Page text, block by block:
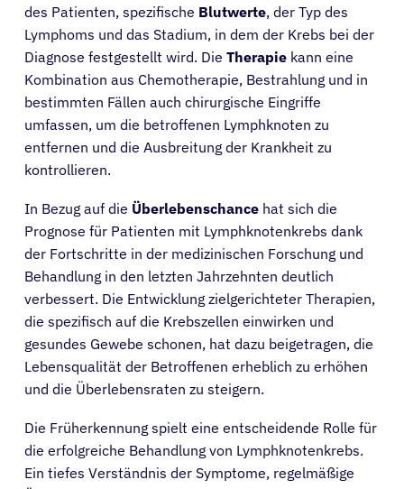
des Patienten, spezifische Blutwerte, der Typ des
Lymphoms und das Stadium, in dem der Krebs bei der
Diagnose festgestellt wird. Die Therapie kann eine
Kombination aus Chemotherapie, Bestrahlung und in
bestimmten Fällen auch chirurgische Eingriffe
umfassen, um die betroffenen Lymphknoten zu
entfernen und die Ausbreitung der Krankheit zu
kontrollieren.
In Bezug auf die Überlebenschance hat sich die
Prognose für Patienten mit Lymphknotenkrebs dank
der Fortschritte in der medizinischen Forschung und
Behandlung in den letzten Jahrzehnten deutlich
verbessert. Die Entwicklung zielgerichteter Therapien,
die spezifisch auf die Krebszellen einwirken und
gesundes Gewebe schonen, hat dazu beigetragen, die
Lebensqualität der Betroffenen erheblich zu erhöhen
und die Überlebensraten zu steigern.
Die Früherkennung spielt eine entscheidende Rolle für
die erfolgreiche Behandlung von Lymphknotenkrebs.
Ein tiefes Verständnis der Symptome, regelmäßige